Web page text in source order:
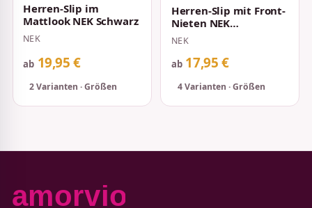
Herren-Slip im
Mattlook NEK Schwarz
NEK
ab19,95 €
2 Varianten · Größen
Herren-Slip mit Front-
Nieten NEK
Camouflage
NEK
ab17,95 €
4 Varianten · Größen